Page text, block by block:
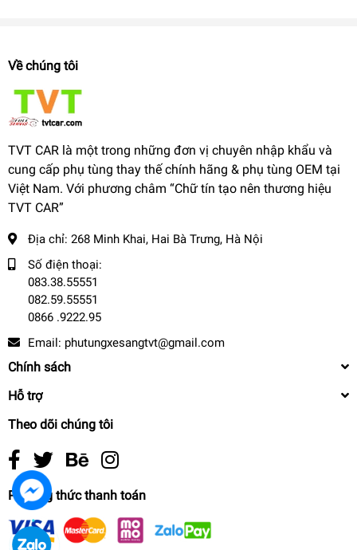
Về chúng tôi
TVT CAR là một trong những đơn vị chuyên nhập khẩu và
cung cấp phụ tùng thay thế chính hãng & phụ tùng OEM tại
Việt Nam. Với phương châm “Chữ tín tạo nên thương hiệu
TVT CAR”
Địa chỉ: 268 Minh Khai, Hai Bà Trưng, Hà Nội
Số điện thoại:
083.38.55551
082.59.55551
0866 .9222.95
Email: phutungxesangtvt@gmail.com
Chính sách
Hỗ trợ
Theo dõi chúng tôi
Phương thức thanh toán